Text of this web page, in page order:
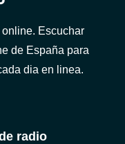
Escuchar
de España para
dia en linea.
radio